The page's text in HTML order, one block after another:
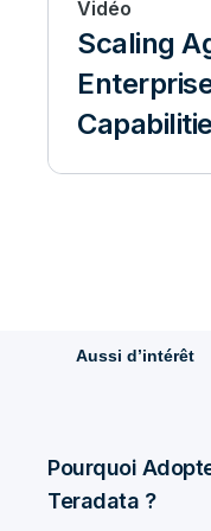
Vidéo
Scaling
Aussi d’intérêt
Pourquoi
Teradata ?